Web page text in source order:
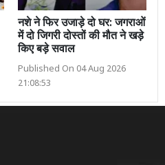
नशे ने फिर उजाड़े दो घर: जगराओं
में दो जिगरी दोस्तों की मौत ने खड़े
किए बड़े सवाल
Published On 04 Aug 2026
21:08:53